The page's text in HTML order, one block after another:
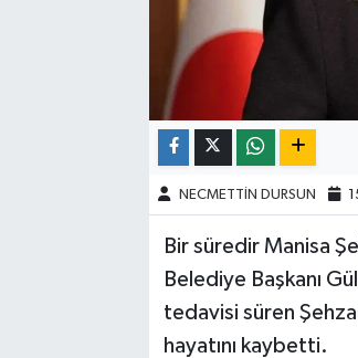
NECMETTİN DURSUN
Bir süredir Manisa
Belediye Başkanı
tedavisi süren
hayatını kaybetti.